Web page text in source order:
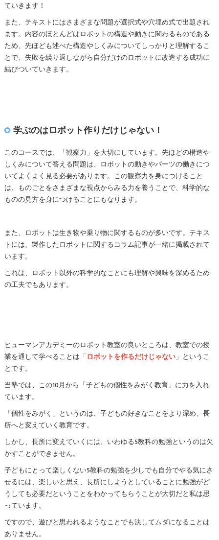
ていきます！
また、テキストにはさまざまな問題が選択式や穴埋め式で出題され
ます。内容のほとんどはロボットの構造や動きに関わるものである
ため、先ほども述べた構造やしくみについてしっかりと理解するこ
とで、失敗を繰り返しながら自分だけのロボットに改造する成功に
結びついていきます。
学ぶのはロボット作りだけじゃない！
このコースでは、「観察力」を大切にしています。先ほどの構造や
しくみについて答える問題は、ロボットの動きやパーツの働きにつ
いてよくよく見る必要があります。この観察力を身につけること
は、ものごとをさまざまな視点からみる力を養うことで、科学的な
ものの見方を身につけることにもなります。
また、ロボットは生き物や乗り物に関するものが多いです。テキス
トには、製作したロボットに関するコラム記事が一緒に掲載されて
います。
これは、ロボット以外の科学的なことにも理解や興味を深めるため
の工夫でもあります。
ヒューマンアカデミーのロボット教室の良いところは、教室での授
業を通して学べることは「ロボットを作るだけじゃない」というこ
とです。
当塾では、この10月から「子どもの個性をみがく教育」に力を入れ
ています。
「個性をみがく」というのは、子どもの好きなことをより深め、長
所へと変えていく教育です。
しかし、長所に変えていくには、いわゆる5教科の勉強というのは欠
かすことができません。
子どもにとって楽しくない5教科の勉強を少しでも自分でやる気にさ
せるには、楽しいと思え、長所にしようとしていることに勉強がど
うしても必要だということをわかってもらうことが大切だと私は思
っています。
ですので、遊びと思われるようなことでも決してムダになることは
ありません。